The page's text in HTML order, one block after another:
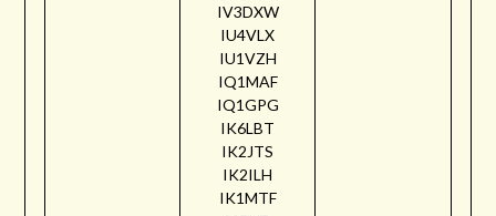
IV3DXW
IU4VLX
IU1VZH
IQ1MAF
IQ1GPG
IK6LBT
IK2JTS
IK2ILH
IK1MTF